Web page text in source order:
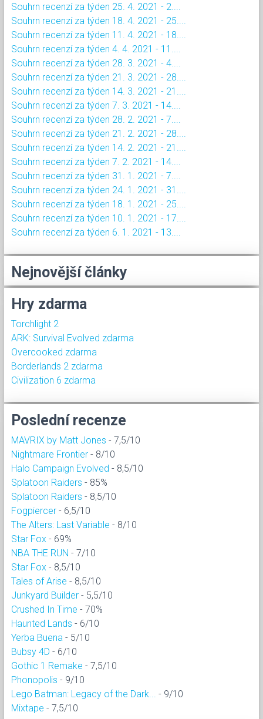
Souhrn recenzí za týden 25. 4. 2021 - 2....
Souhrn recenzí za týden 18. 4. 2021 - 25....
Souhrn recenzí za týden 11. 4. 2021 - 18....
Souhrn recenzí za týden 4. 4. 2021 - 11....
Souhrn recenzí za týden 28. 3. 2021 - 4....
Souhrn recenzí za týden 21. 3. 2021 - 28....
Souhrn recenzí za týden 14. 3. 2021 - 21....
Souhrn recenzí za týden 7. 3. 2021 - 14....
Souhrn recenzí za týden 28. 2. 2021 - 7....
Souhrn recenzí za týden 21. 2. 2021 - 28....
Souhrn recenzí za týden 14. 2. 2021 - 21....
Souhrn recenzí za týden 7. 2. 2021 - 14....
Souhrn recenzí za týden 31. 1. 2021 - 7....
Souhrn recenzí za týden 24. 1. 2021 - 31....
Souhrn recenzí za týden 18. 1. 2021 - 25....
Souhrn recenzí za týden 10. 1. 2021 - 17....
Souhrn recenzí za týden 6. 1. 2021 - 13....
Nejnovější články
Hry zdarma
Torchlight 2
ARK: Survival Evolved zdarma
Overcooked zdarma
Borderlands 2 zdarma
Civilization 6 zdarma
Poslední recenze
MAVRIX by Matt Jones - 7,5/10
Nightmare Frontier - 8/10
Halo Campaign Evolved - 8,5/10
Splatoon Raiders - 85%
Splatoon Raiders - 8,5/10
Fogpiercer - 6,5/10
The Alters: Last Variable - 8/10
Star Fox - 69%
NBA THE RUN - 7/10
Star Fox - 8,5/10
Tales of Arise - 8,5/10
Junkyard Builder - 5,5/10
Crushed In Time - 70%
Haunted Lands - 6/10
Yerba Buena - 5/10
Bubsy 4D - 6/10
Gothic 1 Remake - 7,5/10
Phonopolis - 9/10
Lego Batman: Legacy of the Dark...
- 9/10
Mixtape - 7,5/10